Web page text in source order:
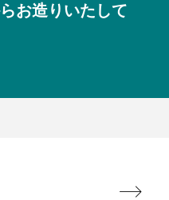
らお造りいたして